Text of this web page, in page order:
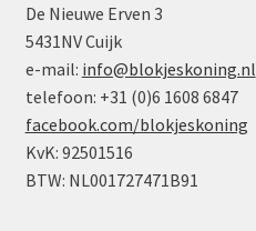
De Nieuwe Erven 3
5431NV Cuijk
e-mail: info@blokjeskoning.nl
telefoon: +31 (0)6 1608 6847
facebook.com/blokjeskoning
KvK: 92501516
BTW: NL001727471B91